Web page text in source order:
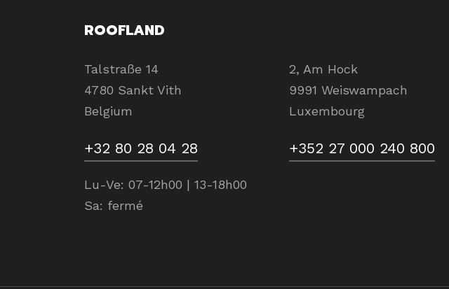
ROOFLAND
Talstraße 14
4780 Sankt Vith
Belgium
+32 80 28 04 28
Lu-Ve: 07-12h00 | 13-18h00
Sa: fermé
2, Am Hock
9991 Weiswampach
Luxembourg
+352 27 000 240 800